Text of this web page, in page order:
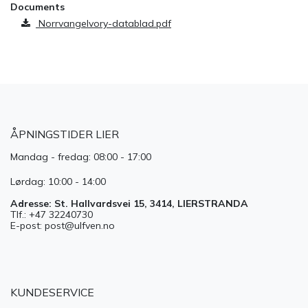
Documents
NorrvangeIvory-datablad.pdf
ÅPNINGSTIDER LIER
Mandag - fredag: 08:00 - 17:00
Lørdag: 10:00 - 14:00
Adresse: St. Hallvardsvei 15, 3414, LIERSTRANDA
Tlf.: +47 32240730
E-post: post@ulfven.no
KUNDESERVICE